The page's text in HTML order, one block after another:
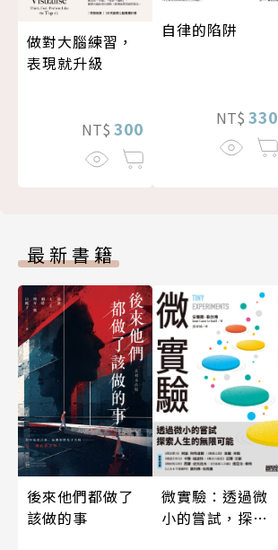
做對大腦練習，
表現就升級
NT$ 300
自律的陷阱
NT$ 330
最新書籍
後來他們都做了
該做的事
微實驗：透過微
小的嘗試，探索